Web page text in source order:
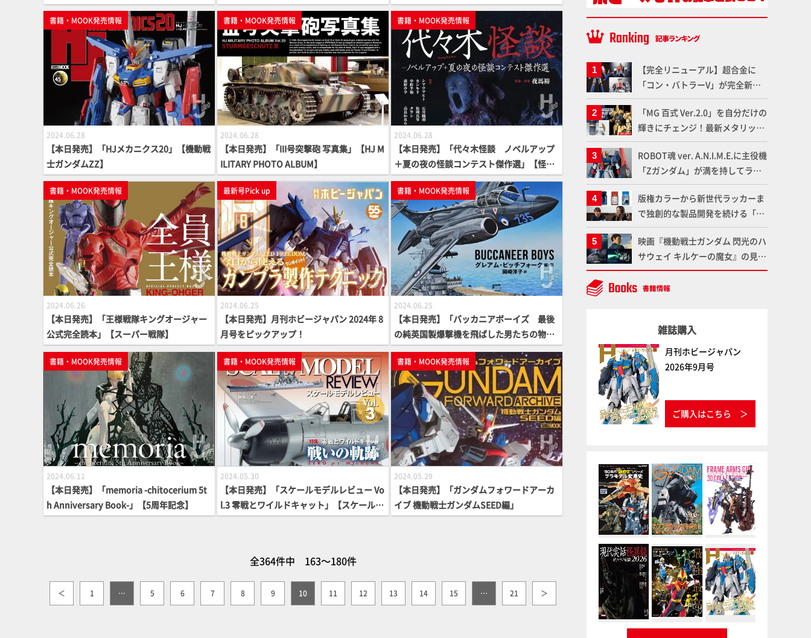
書籍・MOOK発売情報
2024.06.28
【本日発売】「HJメカニクス20」【機動戦
士ガンダムZZ】
書籍・MOOK発売情報
2024.06.28
【本日発売】「III号突撃砲 写真集」【HJ M
ILITARY PHOTO ALBUM】
書籍・MOOK発売情報
2024.06.28
【本日発売】「代々木怪談 ノベルアップ
＋夏の夜の怪談コンテスト傑作選」【怪談
アンソロジー】
書籍・MOOK発売情報
2024.06.26
【本日発売】「王様戦隊キングオージャー
公式完全読本」【スーパー戦隊】
最新号Pick up
2024.06.25
【本日発売】月刊ホビージャパン 2024年 8
月号をピックアップ！
書籍・MOOK発売情報
2024.06.25
【本日発売】「バッカニアボーイズ 最後
の純英国製爆撃機を飛ばした男たちの物
語」【軍事選書シリーズ】
書籍・MOOK発売情報
2024.06.11
【本日発売】「memoria -chitocerium 5t
h Anniversary Book-」【5周年記念】
書籍・MOOK発売情報
2024.05.30
【本日発売】「スケールモデルレビュー Vo
l.3 零戦とワイルドキャット」【スケールモ
デル】
書籍・MOOK発売情報
2024.05.29
【本日発売】「ガンダムフォワードアーカ
イブ 機動戦士ガンダムSEED編」
全364件中 163～180件
＜ 1 … 5 6 7 8 9 10 11 12 13 14 15 … 21 ＞
【完全リニューアル】超合金に
「コン・バトラーV」が完全新規
造形で登場！気になる仕様を試作
品の撮り下ろしでご紹介!!さらに
「大鉄人17」＆「ワンエイト」セ
ット情報もお届け！【超合金の
魂】
「MG 百式 Ver.2.0」を自分だけの
輝きにチェンジ！最新メタリック
塗料を使ってより金属感を増した
仕上がりに!!【試し読み】
ROBOT魂 ver. A.N.I.M.E.に主役機
「Zガンダム」が満を持してライ
ンナップ！ウェイブライダーへの
変形、劇中どおりのプロポーショ
ンを再現【機動戦士Zガンダム】
版権カラーから新世代ラッカーま
で独創的な製品開発を続ける「ガ
イアノーツ」に塗料開発の裏側と
ラッカー塗料の未来についてイン
タビュー！
映画『機動戦士ガンダム 閃光のハ
サウェイ キルケーの魔女』の見放
題配信が8月31日（月）よりスタ
ート！Prime Videoで国内独占配
雑誌購入
月刊ホビージャパン
2026年9月号
ご購入はこちら